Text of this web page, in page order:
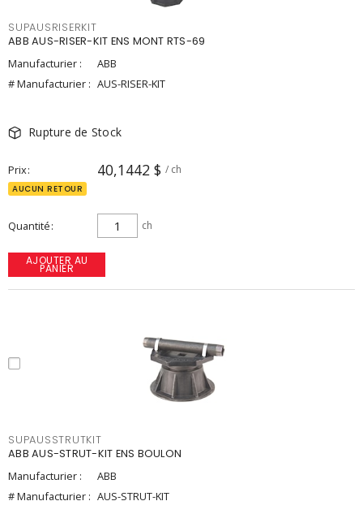
SUPAUSRISERKIT
ABB AUS-RISER-KIT ENS MONT RTS-69
Manufacturier :
ABB
# Manufacturier : AUS-RISER-KIT
Rupture de Stock
Prix 40,1442 $ / ch
AUCUN RETOUR
Quantité ch
AJOUTER AU
PANIER
SUPAUSSTRUTKIT
ABB AUS-STRUT-KIT ENS BOULON
Manufacturier :
ABB
# Manufacturier : AUS-STRUT-KIT